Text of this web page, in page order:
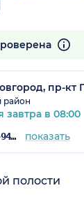
пр-кт
район
завтра в 08:00
+7 (831) 238-94-87 показать
полости